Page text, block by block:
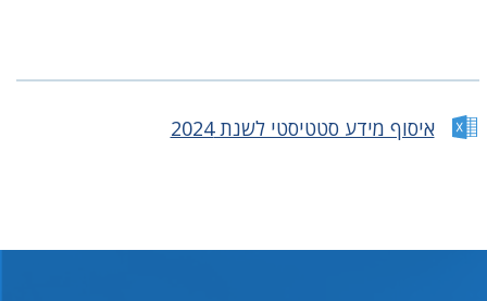
איסוף מידע סטטיסטי לשנת 2024